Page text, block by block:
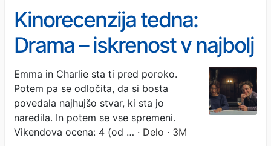
Kinorecenzija tedna:
Drama – iskrenost v najbolj
intimnih odnosih
Emma in Charlie sta ti pred poroko.
Potem pa se odločita, da si bosta
povedala najhujšo stvar, ki sta jo
naredila. In potem se vse spremeni.
Vikendova ocena: 4 (od … · Delo · 3M